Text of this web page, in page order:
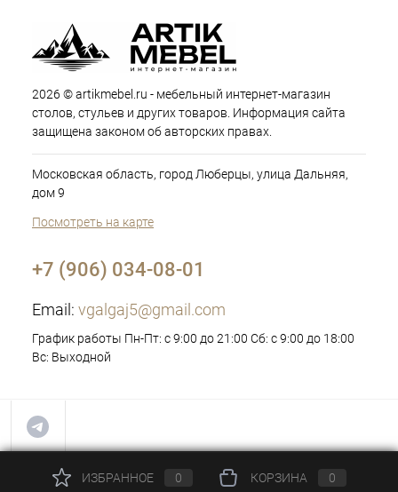
2026 © artikmebel.ru - мебельный интернет-магазин
столов, стульев и других товаров. Информация сайта
защищена законом об авторских правах.
Московская область, город Люберцы, улица Дальняя,
дом 9
Посмотреть на карте
+7 (906) 034-08-01
Email: vgalgaj5@gmail.com
График работы Пн-Пт: с 9:00 до 21:00 Сб: с 9:00 до 18:00
Вс: Выходной
ИЗБРАННОЕ 0 КОРЗИНА 0